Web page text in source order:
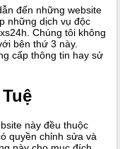
đến những website
những dịch vụ độc
Chúng tôi không
bên thứ 3 này.
cấp thông tin hay sử
này đều thuộc
quyền chỉnh sửa và